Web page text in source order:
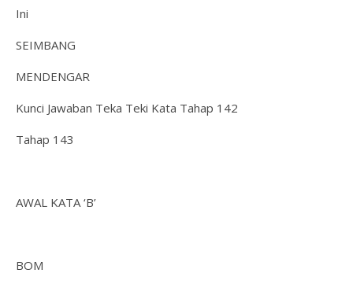
Ini
SEIMBANG
MENDENGAR
Kunci Jawaban Teka Teki Kata Tahap 142
Tahap 143
AWAL KATA ‘B’
BOM